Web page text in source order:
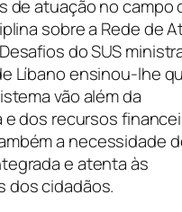
de atuação no campo
sobre a Rede de
do SUS
Líbano ensinou-lhe
vão além da
dos recursos
a necessidade
e atenta às
dos cidadãos.